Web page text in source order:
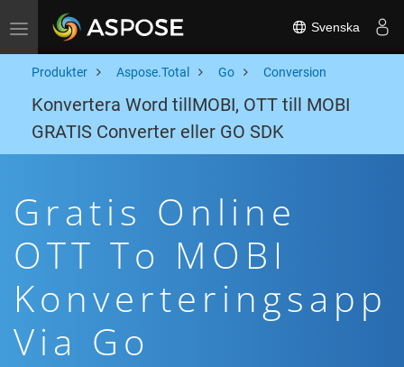
Toggle navigation Svenska
Produkter Aspose.Total Go Conversion
Konvertera Word tillMOBI, OTT till MOBI
GRATIS Converter eller GO SDK
Gratis Online
OTT To MOBI
Konverteringsapp
Via Go